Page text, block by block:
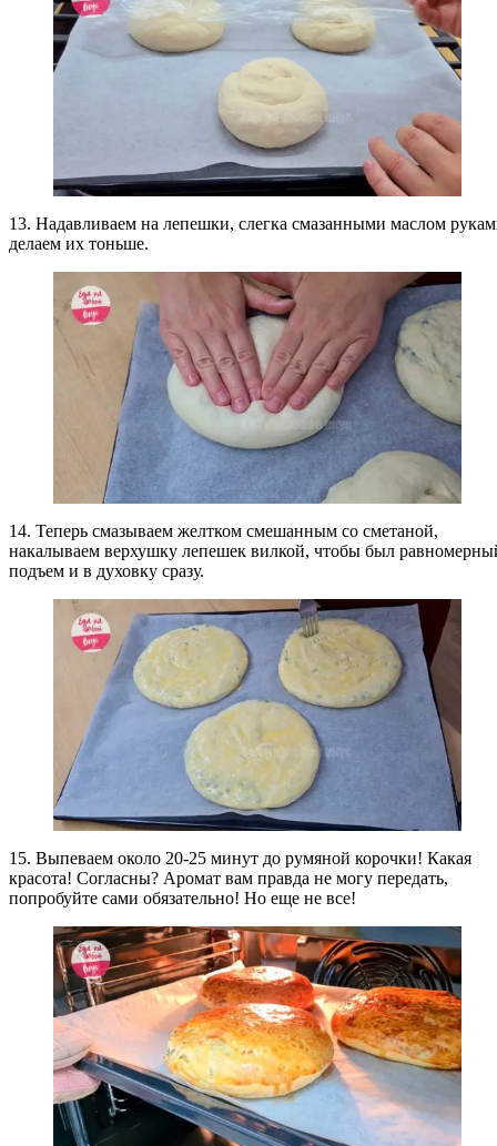
13. Надавливаем на лепешки, слегка смазанными маслом
делаем их тоньше.
14. Теперь смазываем желтком смешанным со сметаной,
накалываем верхушку лепешек вилкой, чтобы был
подъем и в духовку сразу.
15. Выпеваем около 20-25 минут до румяной корочки! Какая
красота! Согласны? Аромат вам правда не могу передать,
попробуйте сами обязательно! Но еще не все!